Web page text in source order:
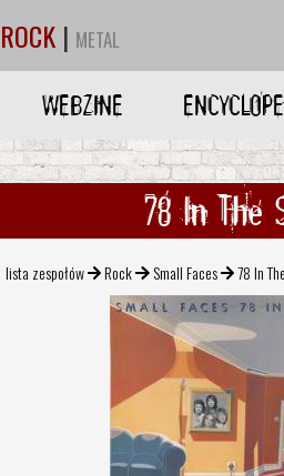
ROCK | METAL
WEBZINE
78 In The
lista zespołów Rock Small Faces 78 In